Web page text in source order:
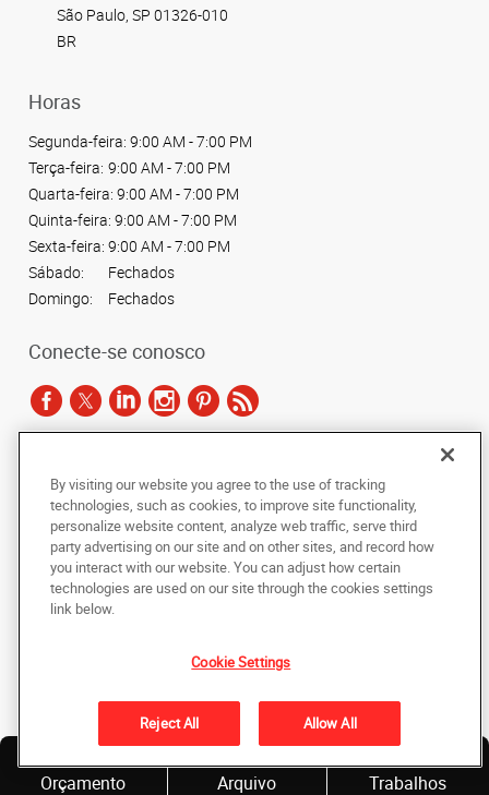
Orçamento
Arquivo
Trabalhos
São Paulo, SP 01326-010
BR
Horas
Segunda-feira: 9:00 AM - 7:00 PM
Terça-feira: 9:00 AM - 7:00 PM
Quarta-feira: 9:00 AM - 7:00 PM
Quinta-feira: 9:00 AM - 7:00 PM
Sexta-feira: 9:00 AM - 7:00 PM
Sábado:
Fechados
Domingo:
Fechados
Conecte-se conosco
Copyright © 2024 AlphaGraphics Printshops do Brasil. Todos os direitos
reservados.
Rua Rui Barbosa, 468/472-Terreo-, Bela Vista
De volta ao topo
Política de Privacidade
copiada, fotocopiada, reproduzida, traduzida ou reduzida a qualquer meio
eletrônico ou forma legível por máquina, no todo ou em parte, sem o
consentimento prévio por escrito da AlphaGraphics Brasil.
By visiting our website you agree to the use of tracking
technologies, such as cookies, to improve site functionality,
personalize website content, analyze web traffic, serve third
party advertising on our site and on other sites, and record how
you interact with our website. You can adjust how certain
technologies are used on our site through the cookies settings
link below.
Cookie Settings
Reject All Allow All